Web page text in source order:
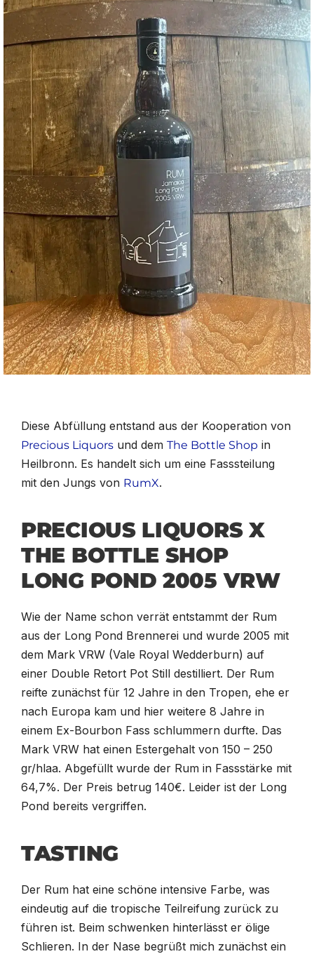
Diese Abfüllung entstand aus der Kooperation von
Precious Liquors und dem The Bottle Shop in
Heilbronn. Es handelt sich um eine Fasssteilung
mit den Jungs von RumX.
PRECIOUS LIQUORS X
THE BOTTLE SHOP
LONG POND 2005 VRW
Wie der Name schon verrät entstammt der Rum
aus der Long Pond Brennerei und wurde 2005 mit
dem Mark VRW (Vale Royal Wedderburn) auf
einer Double Retort Pot Still destilliert. Der Rum
reifte zunächst für 12 Jahre in den Tropen, ehe er
nach Europa kam und hier weitere 8 Jahre in
einem Ex-Bourbon Fass schlummern durfte. Das
Mark VRW hat einen Estergehalt von 150 – 250
gr/hlaa. Abgefüllt wurde der Rum in Fassstärke mit
64,7%. Der Preis betrug 140€. Leider ist der Long
Pond bereits vergriffen.
TASTING
Der Rum hat eine schöne intensive Farbe, was
eindeutig auf die tropische Teilreifung zurück zu
führen ist. Beim schwenken hinterlässt er ölige
Schlieren. In der Nase begrüßt mich zunächst ein